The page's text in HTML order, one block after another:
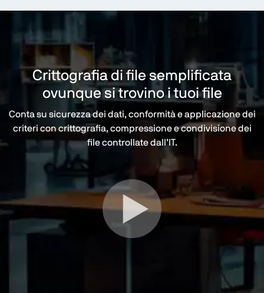
Crittografia di file semplificata
ovunque si trovino i tuoi file
Conta su sicurezza dei dati, conformità e applicazione dei
criteri con crittografia, compressione e condivisione dei
file controllate dall’IT.